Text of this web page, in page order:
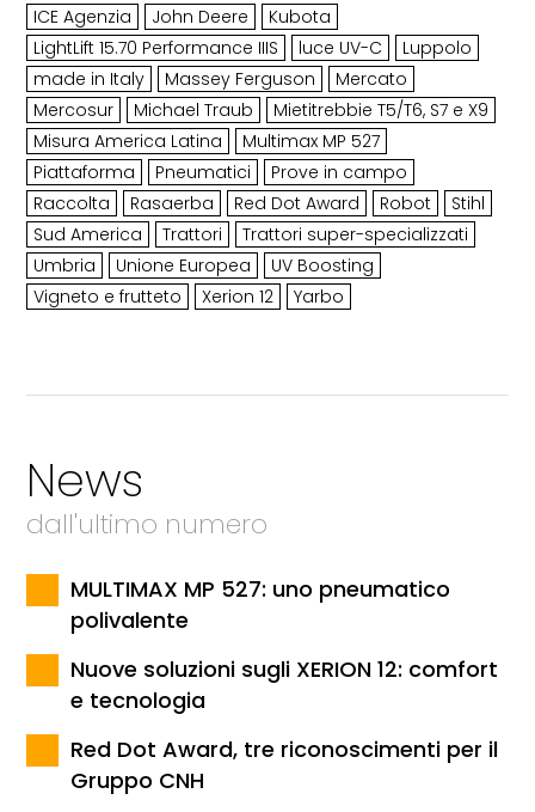
ICE Agenzia
John Deere
Kubota
LightLift 15.70 Performance IIIS
luce UV-C
Luppolo
made in Italy
Massey Ferguson
Mercato
Mercosur
Michael Traub
Mietitrebbie T5/T6, S7 e X9
Misura America Latina
Multimax MP 527
Piattaforma
Pneumatici
Prove in campo
Raccolta
Rasaerba Red Dot Award Robot
Stihl
Sud America
Trattori
Trattori super-specializzati
Umbria
Unione Europea
UV Boosting
Vigneto e frutteto
Xerion 12 Yarbo
News
dall'ultimo numero
MULTIMAX MP 527: uno pneumatico
polivalente
Nuove soluzioni sugli XERION 12: comfort
e tecnologia
Red Dot Award, tre riconoscimenti per il
Gruppo CNH